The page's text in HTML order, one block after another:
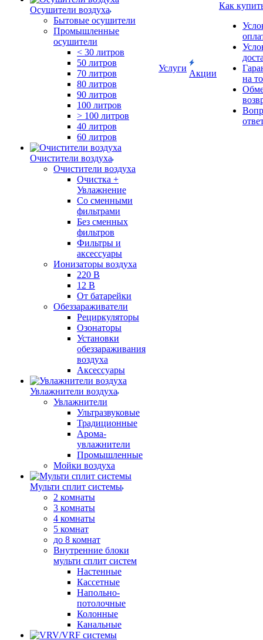
Осушители воздуха
Бытовые осушители
Промышленные
осушители
< 30 литров
50 литров
70 литров
80 литров
90 литров
100 литров
> 100 литров
40 литров
60 литров
Очистители воздуха
Очистители воздуха
Очистка +
Увлажнение
Cо сменными
фильтрами
Без сменных
фильтров
Фильтры и
аксессуары
Ионизаторы воздуха
220 В
12 В
От батарейки
Обеззараживатели
Рециркуляторы
Озонаторы
Установки
обеззараживания
воздуха
Аксессуары
Увлажнители воздуха
Увлажнители
Ультразвуковые
Традиционные
Арома-
увлажнители
Промышленные
Мойки воздуха
Мульти сплит системы
2 комнаты
3 комнаты
4 комнаты
5 комнат
до 8 комнат
Внутренние блоки
мульти сплит систем
Настенные
Кассетные
Напольно-
потолочные
Колонные
Канальные
Услуги
Акции
Как
на